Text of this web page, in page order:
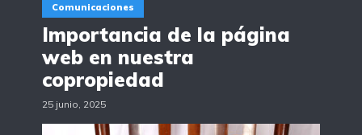
Comunicaciones
Importancia de la página
web en nuestra
copropiedad
25 junio, 2025